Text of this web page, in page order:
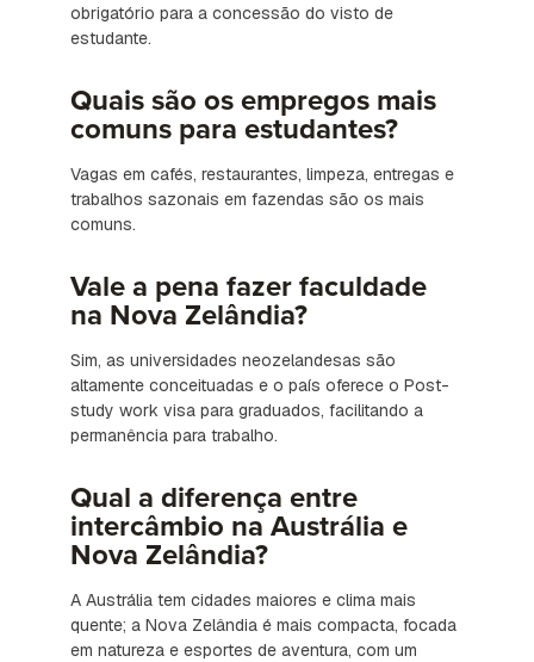
obrigatório para a concessão do visto de
estudante.
Quais são os empregos mais
comuns para estudantes?
Vagas em cafés, restaurantes, limpeza, entregas e
trabalhos sazonais em fazendas são os mais
comuns.
Vale a pena fazer faculdade
na Nova Zelândia?
Sim, as universidades neozelandesas são
altamente conceituadas e o país oferece o Post-
study work visa para graduados, facilitando a
permanência para trabalho.
Qual a diferença entre
intercâmbio na Austrália e
Nova Zelândia?
A Austrália tem cidades maiores e clima mais
quente; a Nova Zelândia é mais compacta, focada
em natureza e esportes de aventura, com um